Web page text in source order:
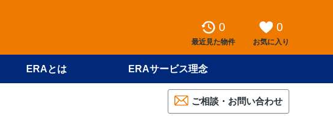
0
最近見た物件
0
お気に入り
ERAとは ERAサービス理念
ご相談・お問い合わせ